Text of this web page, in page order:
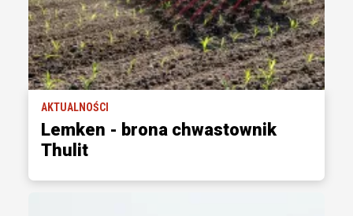
AKTUALNOŚCI
Lemken ­- brona chwastownik
Thulit